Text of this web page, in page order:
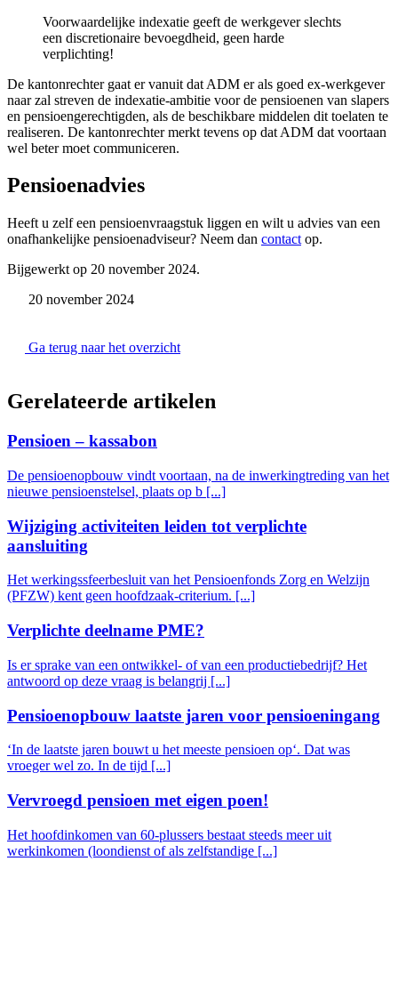
Voorwaardelijke indexatie geeft de werkgever slechts
een discretionaire bevoegdheid, geen harde
verplichting!
De kantonrechter gaat er vanuit dat ADM er als goed ex-werkgever
naar zal streven de indexatie-ambitie voor de pensioenen van slapers
en pensioengerechtigden, als de beschikbare middelen dit toelaten te
realiseren. De kantonrechter merkt tevens op dat ADM dat voortaan
wel beter moet communiceren.
Pensioenadvies
Heeft u zelf een pensioenvraagstuk liggen en wilt u advies van een
onafhankelijke pensioenadviseur? Neem dan contact op.
Bijgewerkt op 20 november 2024.
20 november 2024
Ga terug naar het overzicht
Gerelateerde artikelen
Pensioen – kassabon
De pensioenopbouw vindt voortaan, na de inwerkingtreding van het
nieuwe pensioenstelsel, plaats op b [...]
Wijziging activiteiten leiden tot verplichte
aansluiting
Het werkingssfeerbesluit van het Pensioenfonds Zorg en Welzijn
(PFZW) kent geen hoofdzaak-criterium. [...]
Verplichte deelname PME?
Is er sprake van een ontwikkel- of van een productiebedrijf? Het
antwoord op deze vraag is belangrij [...]
Pensioenopbouw laatste jaren voor pensioeningang
‘In de laatste jaren bouwt u het meeste pensioen op‘. Dat was
vroeger wel zo. In de tijd [...]
Vervroegd pensioen met eigen poen!
Het hoofdinkomen van 60-plussers bestaat steeds meer uit
werkinkomen (loondienst of als zelfstandige [...]